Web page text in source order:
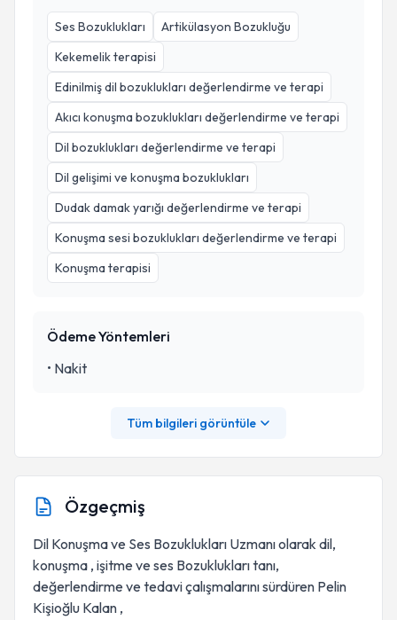
Ses Bozuklukları
Artikülasyon Bozukluğu
Kekemelik terapisi
Edinilmiş dil bozuklukları değerlendirme ve terapi
Akıcı konuşma bozuklukları değerlendirme ve terapi
Dil bozuklukları değerlendirme ve terapi
Dil gelişimi ve konuşma bozuklukları
Dudak damak yarığı değerlendirme ve terapi
Konuşma sesi bozuklukları değerlendirme ve terapi
Konuşma terapisi
Ödeme Yöntemleri
• Nakit
Tüm bilgileri görüntüle
Özgeçmiş
Dil Konuşma ve Ses Bozuklukları Uzmanı olarak dil,
konuşma , işitme ve ses Bozuklukları tanı,
değerlendirme ve tedavi çalışmalarını sürdüren Pelin
Kişioğlu Kalan ,